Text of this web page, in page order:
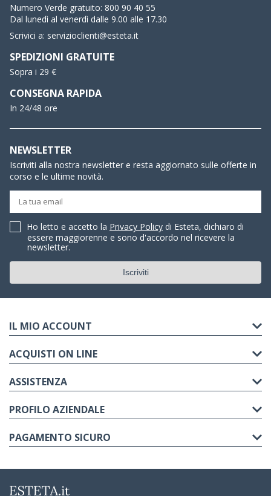
Numero Verde gratuito: 800 90 40 55
Dal lunedì al venerdì dalle 9.00 alle 17.30
Scrivici a: servizioclienti@esteta.it
SPEDIZIONI GRATUITE
Sopra i 29 €
CONSEGNA RAPIDA
In 24/48 ore
NEWSLETTER
Iscriviti alla nostra newsletter e resta aggiornato sulle offerte in
corso e le ultime novità.
Ho letto e accetto la Privacy Policy di Esteta, dichiaro di
essere maggiorenne e sono d'accordo nel ricevere la
newsletter.
IL MIO ACCOUNT
ACQUISTI ON LINE
ASSISTENZA
PROFILO AZIENDALE
PAGAMENTO SICURO